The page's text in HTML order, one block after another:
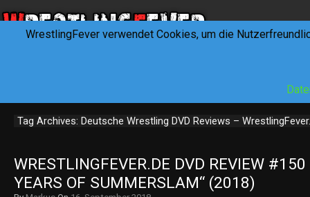
Tag Archives: Deutsche Wrestling DVD Reviews –
WRESTLINGFEVER.DE DVD REVIEW
YEARS OF SUMMERSLAM“ (2018)
WrestlingFever verwendet Cookies, um die